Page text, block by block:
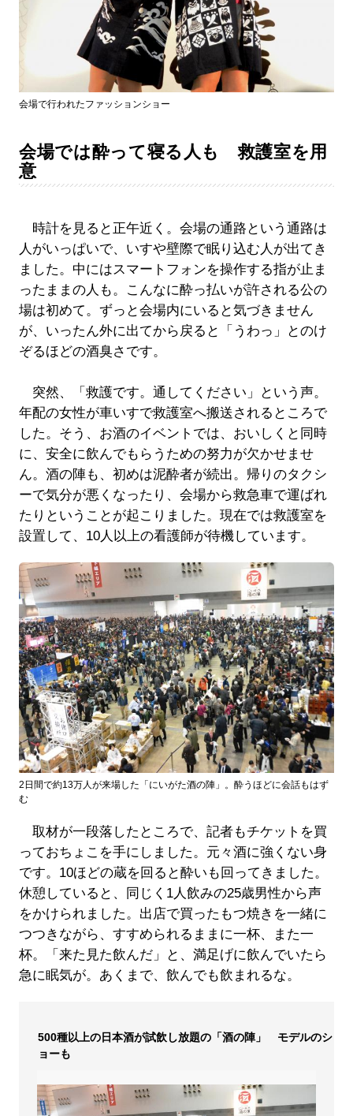
会場で行われたファッションショー
会場では酔って寝る人も 救護室を用
意
時計を見ると正午近く。会場の通路という通路は
人がいっぱいで、いすや壁際で眠り込む人が出てき
ました。中にはスマートフォンを操作する指が止ま
ったままの人も。こんなに酔っ払いが許される公の
場は初めて。ずっと会場内にいると気づきません
が、いったん外に出てから戻ると「うわっ」とのけ
ぞるほどの酒臭さです。
突然、「救護です。通してください」という声。
年配の女性が車いすで救護室へ搬送されるところで
した。そう、お酒のイベントでは、おいしくと同時
に、安全に飲んでもらうための努力が欠かせませ
ん。酒の陣も、初めは泥酔者が続出。帰りのタクシ
ーで気分が悪くなったり、会場から救急車で運ばれ
たりということが起こりました。現在では救護室を
設置して、10人以上の看護師が待機しています。
2日間で約13万人が来場した「にいがた酒の陣」。酔うほどに会話もはず
む
取材が一段落したところで、記者もチケットを買
っておちょこを手にしました。元々酒に強くない身
です。10ほどの蔵を回ると酔いも回ってきました。
休憩していると、同じく1人飲みの25歳男性から声
をかけられました。出店で買ったもつ焼きを一緒に
つつきながら、すすめられるままに一杯、また一
杯。「来た見た飲んだ」と、満足げに飲んでいたら
急に眠気が。あくまで、飲んでも飲まれるな。
500種以上の日本酒が試飲し放題の「酒の陣」 モデルのシ
ョーも